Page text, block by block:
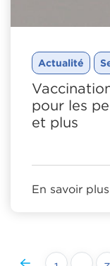
Actualité
pour les
et plus
En savoir plus